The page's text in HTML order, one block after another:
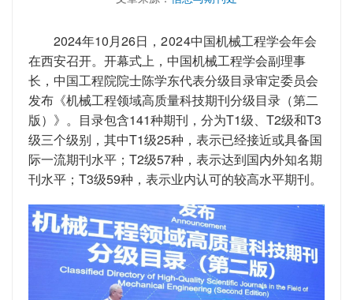
2024年10月26日， 2024中国机械工程学会年会
在西安召开。开幕式上，中国机械工程学会副理事
长，中国工程院院士陈学东代表分级目录审定委员会
发布《机械工程领域高质量科技期刊分级目录（第二
版）》。目录包含141种期刊，分为T1级、T2级和T3
级三个级别，其中T1级25种，表示已经接近或具备国
际一流期刊水平；T2级57种，表示达到国内外知名期
刊水平；T3级59种，表示业内认可的较高水平期刊。